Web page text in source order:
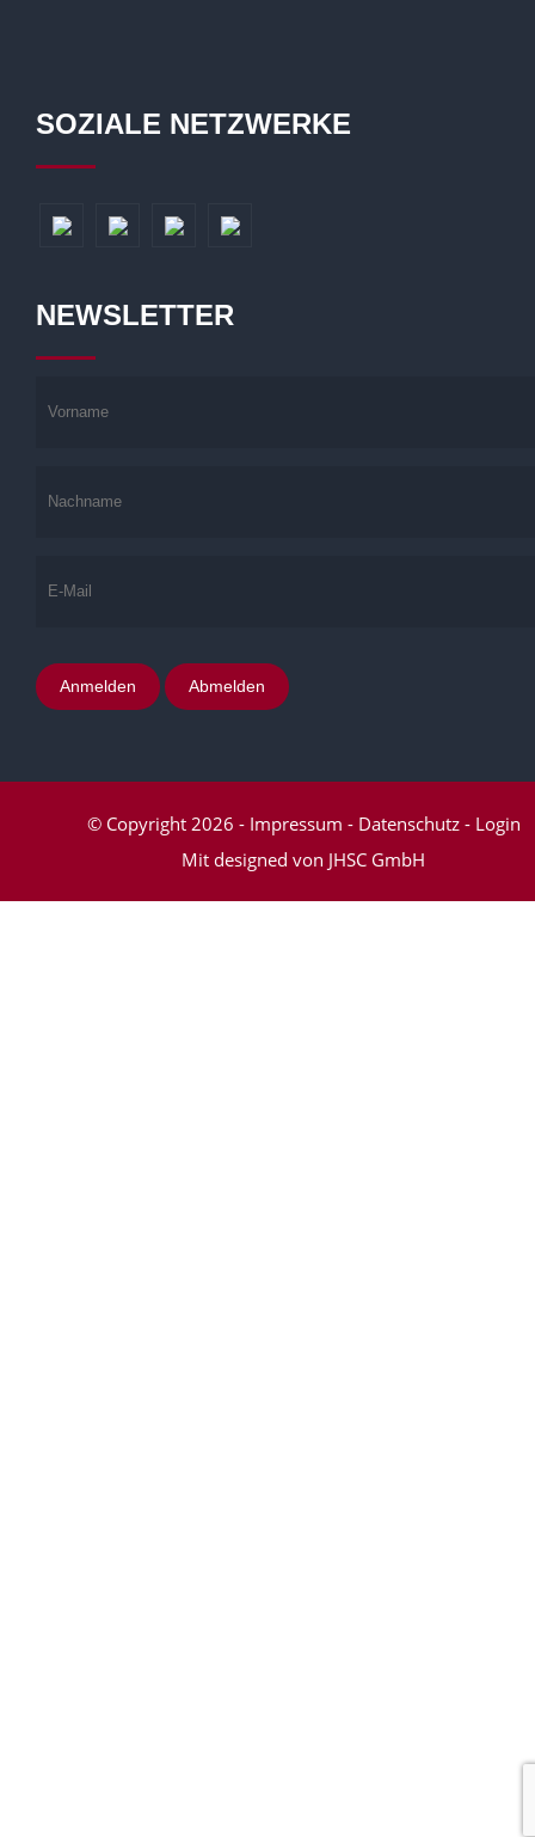
SOZIALE NETZWERKE
NEWSLETTER
Anmelden Abmelden
© Copyright 2026 - Impressum - Datenschutz - Login
Mit designed von JHSC GmbH